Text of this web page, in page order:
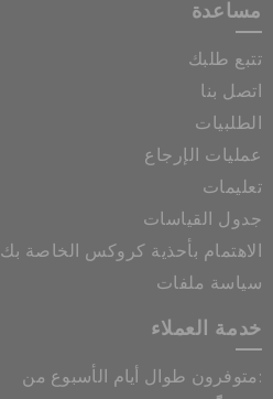
مساعدة
تتبع طلبك
اتصل بنا
الطلبيات
عمليات الإرجاع
تعليمات
جدول القياسات
الاهتمام بأحذية كروكس الخاصة بك
سياسة ملفات
خدمة العملاء
متوفرون طوال أيام الأسبوع من: